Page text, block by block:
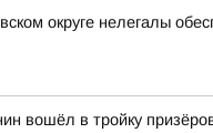
округе нелегалы
вошёл в тройку